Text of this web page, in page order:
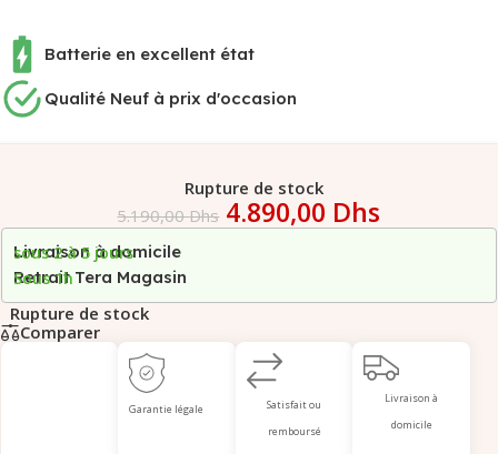
Batterie en excellent état
Qualité Neuf à prix d'occasion
Rupture de stock
5.190,00Dhs 4.890,00 Dhs
Livraison à domicile
sous 2 à 5 jours
Retrait Tera Magasin
Sous 1h
Rupture de stock
Comparer
Garantie légale
Satisfait ou
remboursé
Livraison à
domicile